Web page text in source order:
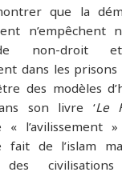
que la
n’empêchent
non-droit
dans les
des modèles
son livre ‘Le
« l’avilissement
fait de l’islam
des